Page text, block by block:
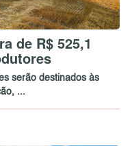
de R$ 525,1
serão destinados às
...